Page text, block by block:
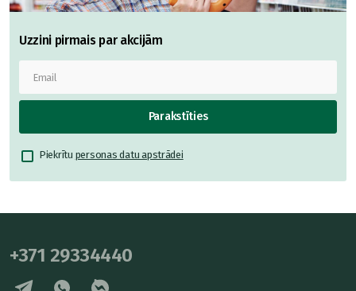
Uzzini pirmais par akcijām
Parakstīties
Piekrītu personas datu apstrādei
+371 29334440